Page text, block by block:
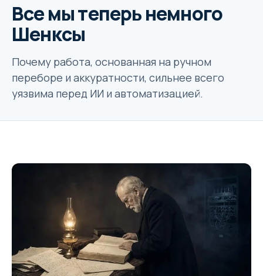
Все мы теперь немного
Шенксы
Почему работа, основанная на ручном
переборе и аккуратности, сильнее всего
уязвима перед ИИ и автоматизацией.